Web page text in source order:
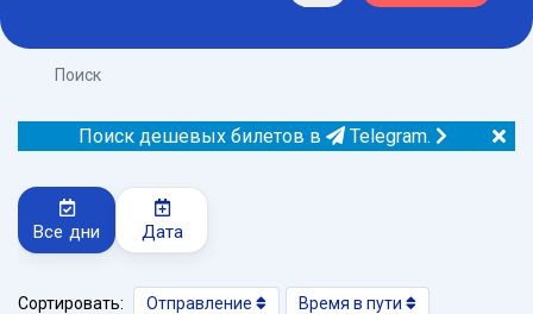
Поиск
Поиск дешевых билетов в Telegram.
Все дни Дата
Сортировать: Отправление Время в пути